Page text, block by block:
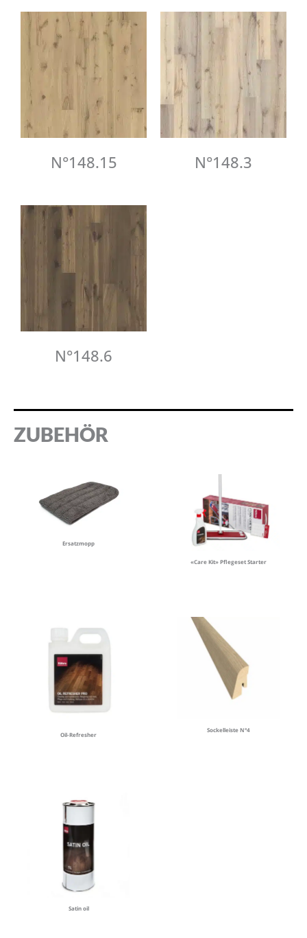
N°148.15 N°148.3
N°148.6
ZUBEHÖR
Ersatzmopp
«Care Kit» Pflegeset Starter
Oil-Refresher
Sockelleiste N°4
Satin oil